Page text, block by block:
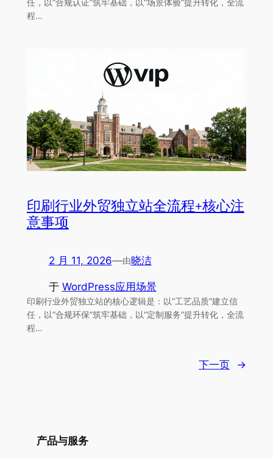
程…
印刷行业外贸独立站全流程+核心注
意事项
2 月 11, 2026—由晓洁
于 WordPress应用场景
印刷行业外贸独立站的核心逻辑是：以“工艺品质”建立信
任，以“合规环保”筑牢基础，以“定制服务”提升转化，全流
程…
下一页 →
产品与服务